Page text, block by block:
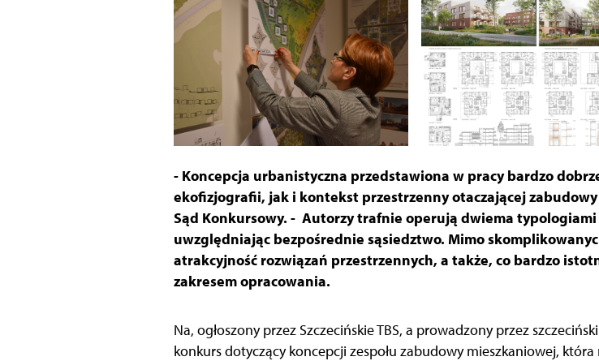
- Koncepcja urbanistyczna przedstawiona w pracy bardzo
ekofizjografii, jak i kontekst przestrzenny otaczającej
Sąd Konkursowy. - Autorzy trafnie operują dwiema typologiami
uwzględniając bezpośrednie sąsiedztwo. Mimo
atrakcyjność rozwiązań przestrzennych, a także, co bardzo
zakresem opracowania.
Na, ogłoszony przez Szczecińskie TBS, a prowadzony przez
konkurs dotyczący koncepcji zespołu zabudowy mieszkaniowej,